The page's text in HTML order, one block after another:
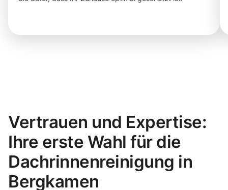
Vertrauen und Expertise:
Ihre erste Wahl für die
Dachrinnenreinigung in
Bergkamen